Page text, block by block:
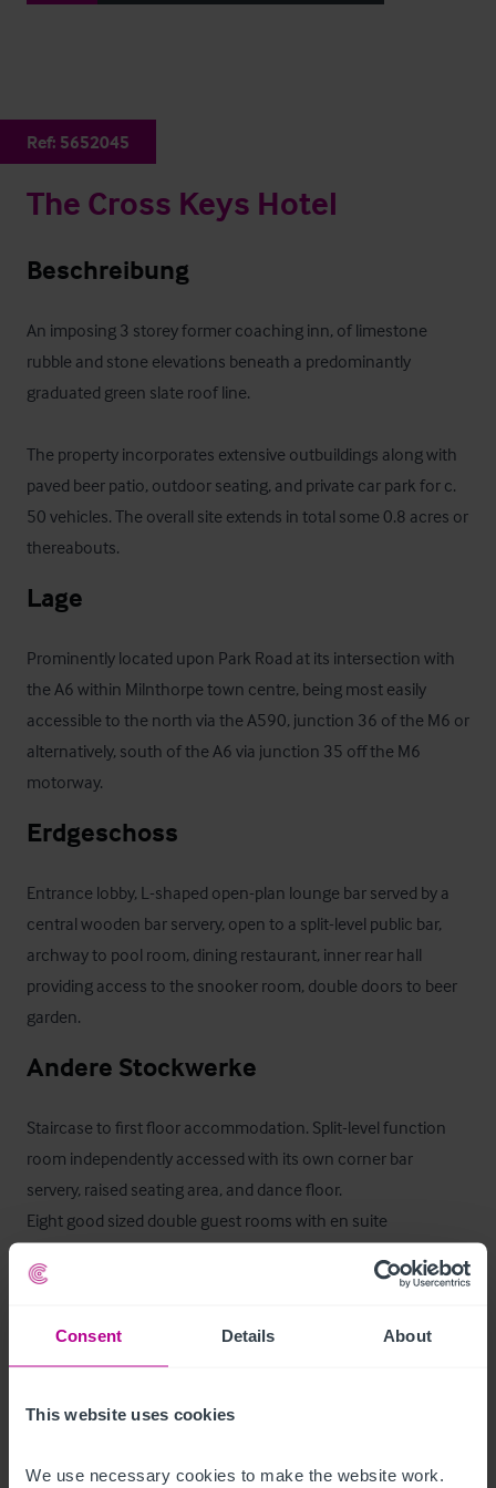
Consent Details About
This website uses cookies
We use necessary cookies to make the website work.
Ref: 5652045
The Cross Keys Hotel
Beschreibung
An imposing 3 storey former coaching inn, of limestone
rubble and stone elevations beneath a predominantly
graduated green slate roof line.
The property incorporates extensive outbuildings along with
paved beer patio, outdoor seating, and private car park for c.
50 vehicles. The overall site extends in total some 0.8 acres or
thereabouts.
Lage
Prominently located upon Park Road at its intersection with
the A6 within Milnthorpe town centre, being most easily
accessible to the north via the A590, junction 36 of the M6 or
alternatively, south of the A6 via junction 35 off the M6
motorway.
Erdgeschoss
Entrance lobby, L-shaped open-plan lounge bar served by a
central wooden bar servery, open to a split-level public bar,
archway to pool room, dining restaurant, inner rear hall
providing access to the snooker room, double doors to beer
garden.
Andere Stockwerke
Staircase to first floor accommodation. Split-level function
room independently accessed with its own corner bar
servery, raised seating area, and dance floor.
Eight good sized double guest rooms with en suite
facilities.